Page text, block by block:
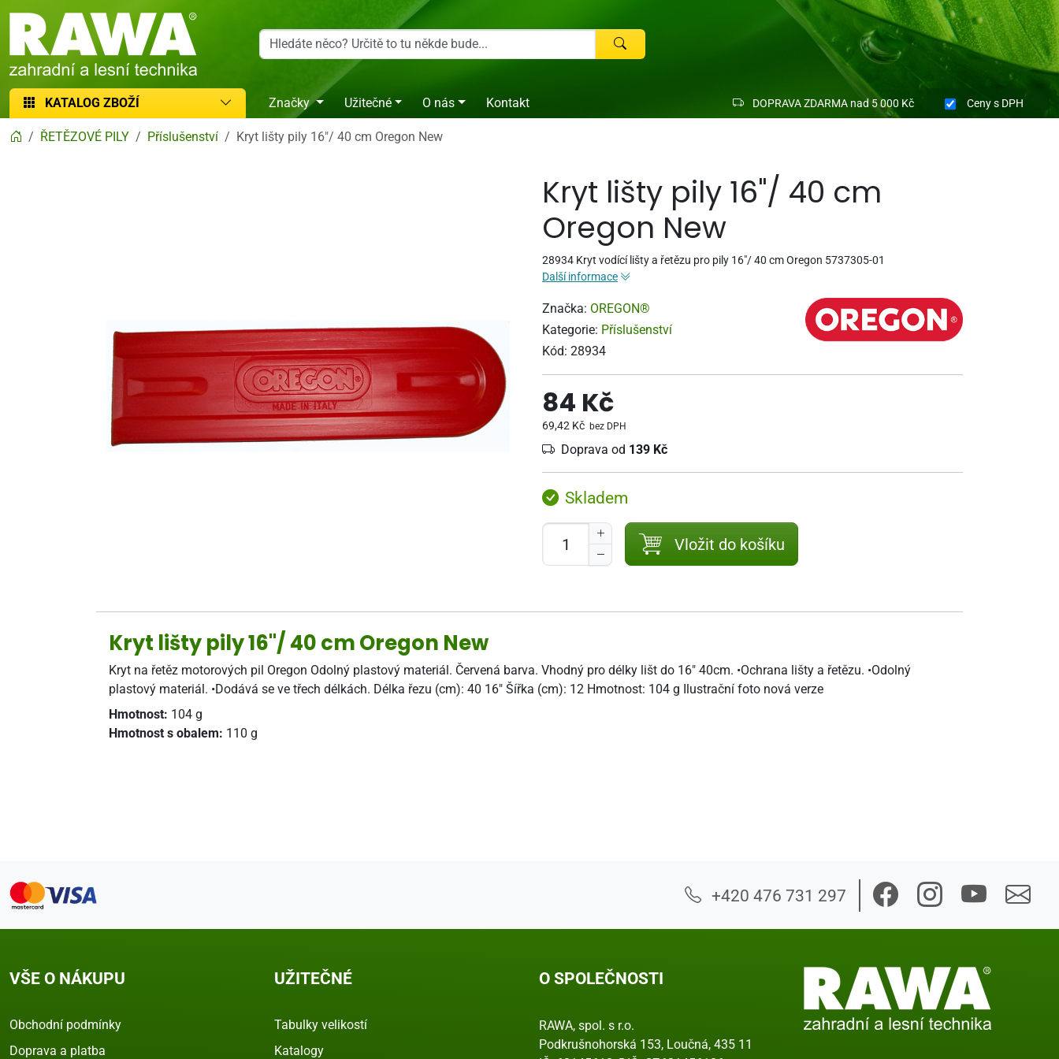
RAWA zahradní a lesní technika
KATALOG ZBOŽÍ Značky Užitečné O nás Kontakt DOPRAVA ZDARMA nad 5 000 Kč Cenys DPH
ŘETĚZOVÉ PILY Příslušenství Kryt lišty pily 16"/ 40 cm Oregon New
Kryt lišty pily 16"/ 40 cm
Oregon New
28934 Kryt vodící lišty a řetězu pro pily 16"/ 40 cm Oregon 5737305-01
Další informace
Značka: OREGON®
Kategorie: Příslušenství
Kód: 28934
84 Kč
69,42 Kč bez DPH
Doprava od 139 Kč
Skladem
Vložit do košíku
Kryt lišty pily 16"/ 40 cm Oregon New
Kryt na řetěz motorových pil Oregon Odolný plastový materiál. Červená barva. Vhodný pro délky lišt do 16" 40cm. •Ochrana lišty a řetězu. •Odolný
plastový materiál. •Dodává se ve třech délkách. Délka řezu (cm): 40 16" Šířka (cm): 12 Hmotnost: 104 g Ilustrační foto nová verze
Hmotnost: 104 g
Hmotnost s obalem: 110 g
+420 476 731 297
VŠE O NÁKUPU
Obchodní podmínky
Doprava a platba
UŽITEČNÉ
Tabulky velikostí
Katalogy
O SPOLEČNOSTI
RAWA, spol. s r.o.
Podkrušnohorská 153, Loučná, 435 11